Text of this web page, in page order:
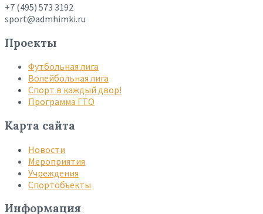
+7 (495) 573 3192
sport@admhimki.ru
Проекты
Футбольная лига
Волейбольная лига
Спорт в каждый двор!
Программа ГТО
Карта сайта
Новости
Мероприятия
Учреждения
Спортобъекты
Информация